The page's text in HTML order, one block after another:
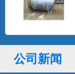
公司新闻